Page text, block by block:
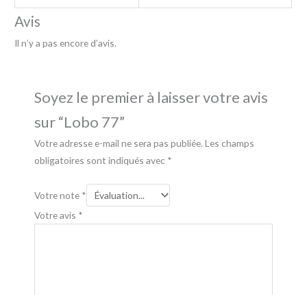
Avis
Il n’y a pas encore d’avis.
Soyez le premier à laisser votre avis
sur “Lobo 77”
Votre adresse e-mail ne sera pas publiée. Les champs
obligatoires sont indiqués avec *
Votre note *
Votre avis *